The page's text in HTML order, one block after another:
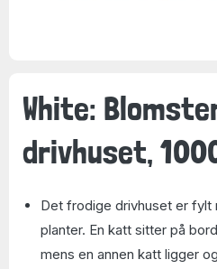
White:
drivhuset,
Det frodige drivhuset er
planter. En katt sitter på
mens en annen katt ligger